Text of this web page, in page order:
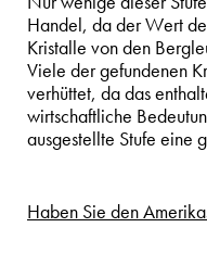
Handel, da der Wert
Kristalle von den
Viele der gefundenen
verhüttet, da das
wirtschaftliche
ausgestellte Stufe eine
Haben Sie den